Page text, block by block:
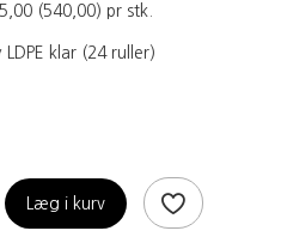
(540,00) pr stk.
klar (24 ruller)
Læg i kurv